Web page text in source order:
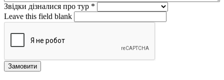
Звідки дізналися про тур *
Leave this field blank